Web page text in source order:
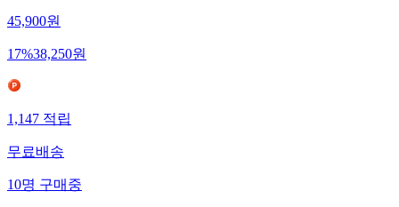
45,900원
17%38,250원
1,147적립
무료배송
10명구매중